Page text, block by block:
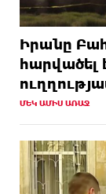
Իրանը
hարվածել
ՄԵԿ ԱՄԻՍ ԱՌԱՋ